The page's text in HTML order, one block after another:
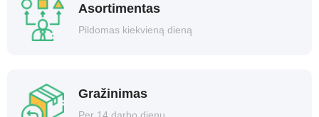
Asortimentas
Pildomas kiekvieną dieną
Gražinimas
Per 14 darbo dienų